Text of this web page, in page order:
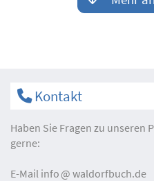
Kontakt
Haben Sie Fragen zu unseren
gerne:
E-Mail info waldorfbuch.de